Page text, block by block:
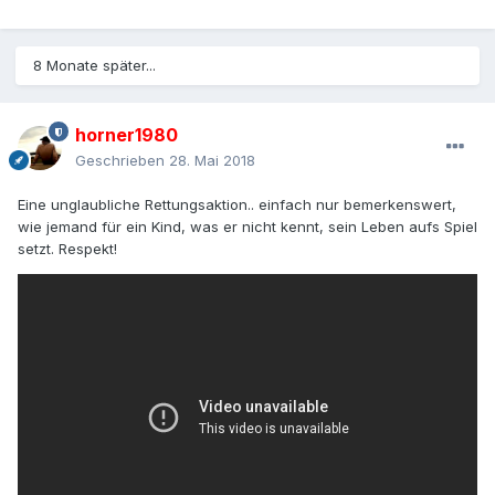
8 Monate später...
horner1980
Geschrieben 28. Mai 2018
Eine unglaubliche Rettungsaktion.. einfach nur bemerkenswert,
wie jemand für ein Kind, was er nicht kennt, sein Leben aufs Spiel
setzt. Respekt!